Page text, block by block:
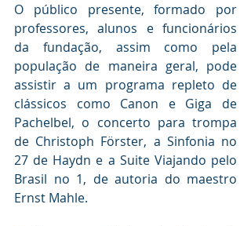
O público presente, formado por
professores, alunos e funcionários
da fundação, assim como pela
população de maneira geral, pode
assistir a um programa repleto de
clássicos como Canon e Giga de
Pachelbel, o concerto para trompa
de Christoph Förster, a Sinfonia no
27 de Haydn e a Suite Viajando pelo
Brasil no 1, de autoria do maestro
Ernst Mahle.